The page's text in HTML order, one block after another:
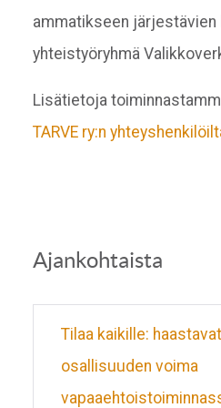
ammatikseen järjestävien
yhteistyöryhmä
Lisätietoja
TARVE ry:n
Ajankohtaista
Tilaa kaikille:
osallisuuden voima